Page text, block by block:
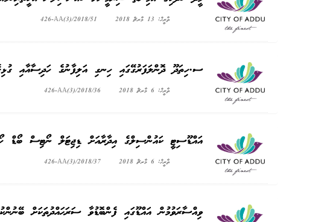
ތާރީޚް: 13 މާރޗް 2018 426-AA(3)/2018/51
ސ.ހިތަދޫ ދޮންލަފަރުގޭގައި ހިނގި އަލިފާނުގެ ހަދިސާއާއި
ތާރީޚް: 6 މާރޗް 2018 426-AA(3)/2018/36
އައްޑޫސިޓީ ކައުންސިލްގެ އިދާރާއަށް ޑިޖިޓަލް ނޯޓިސް ބޯޑް
ތާރީޚް: 6 މާރޗް 2018 426-AA(3)/2018/37
ވިއްސާރަވުމުން އައްޑޫގައި ފެންބޮޑުވާ ސަރަޙައްދުތަކަށް